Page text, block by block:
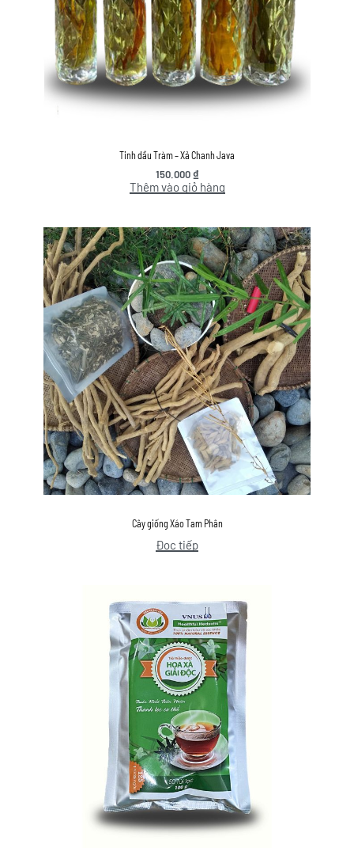
Tinh dầu Tràm – Xả Chanh Java
150.000₫
Thêm vào giỏ hàng
Cây giống Xáo Tam Phân
Đọc tiếp